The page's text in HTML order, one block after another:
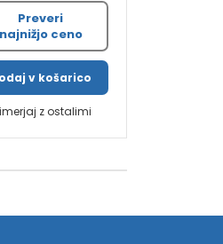
Preveri
najnižjo ceno
v košarico
z ostalimi